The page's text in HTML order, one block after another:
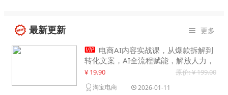
最新更新  更多
 电商AI内容实战课，从爆款拆解到
转化文案，AI全流程赋能，解放人力，
单月节省内容成本数万元
¥ 19.90 原价: ¥ 199.00
淘宝电商 2026-01-11